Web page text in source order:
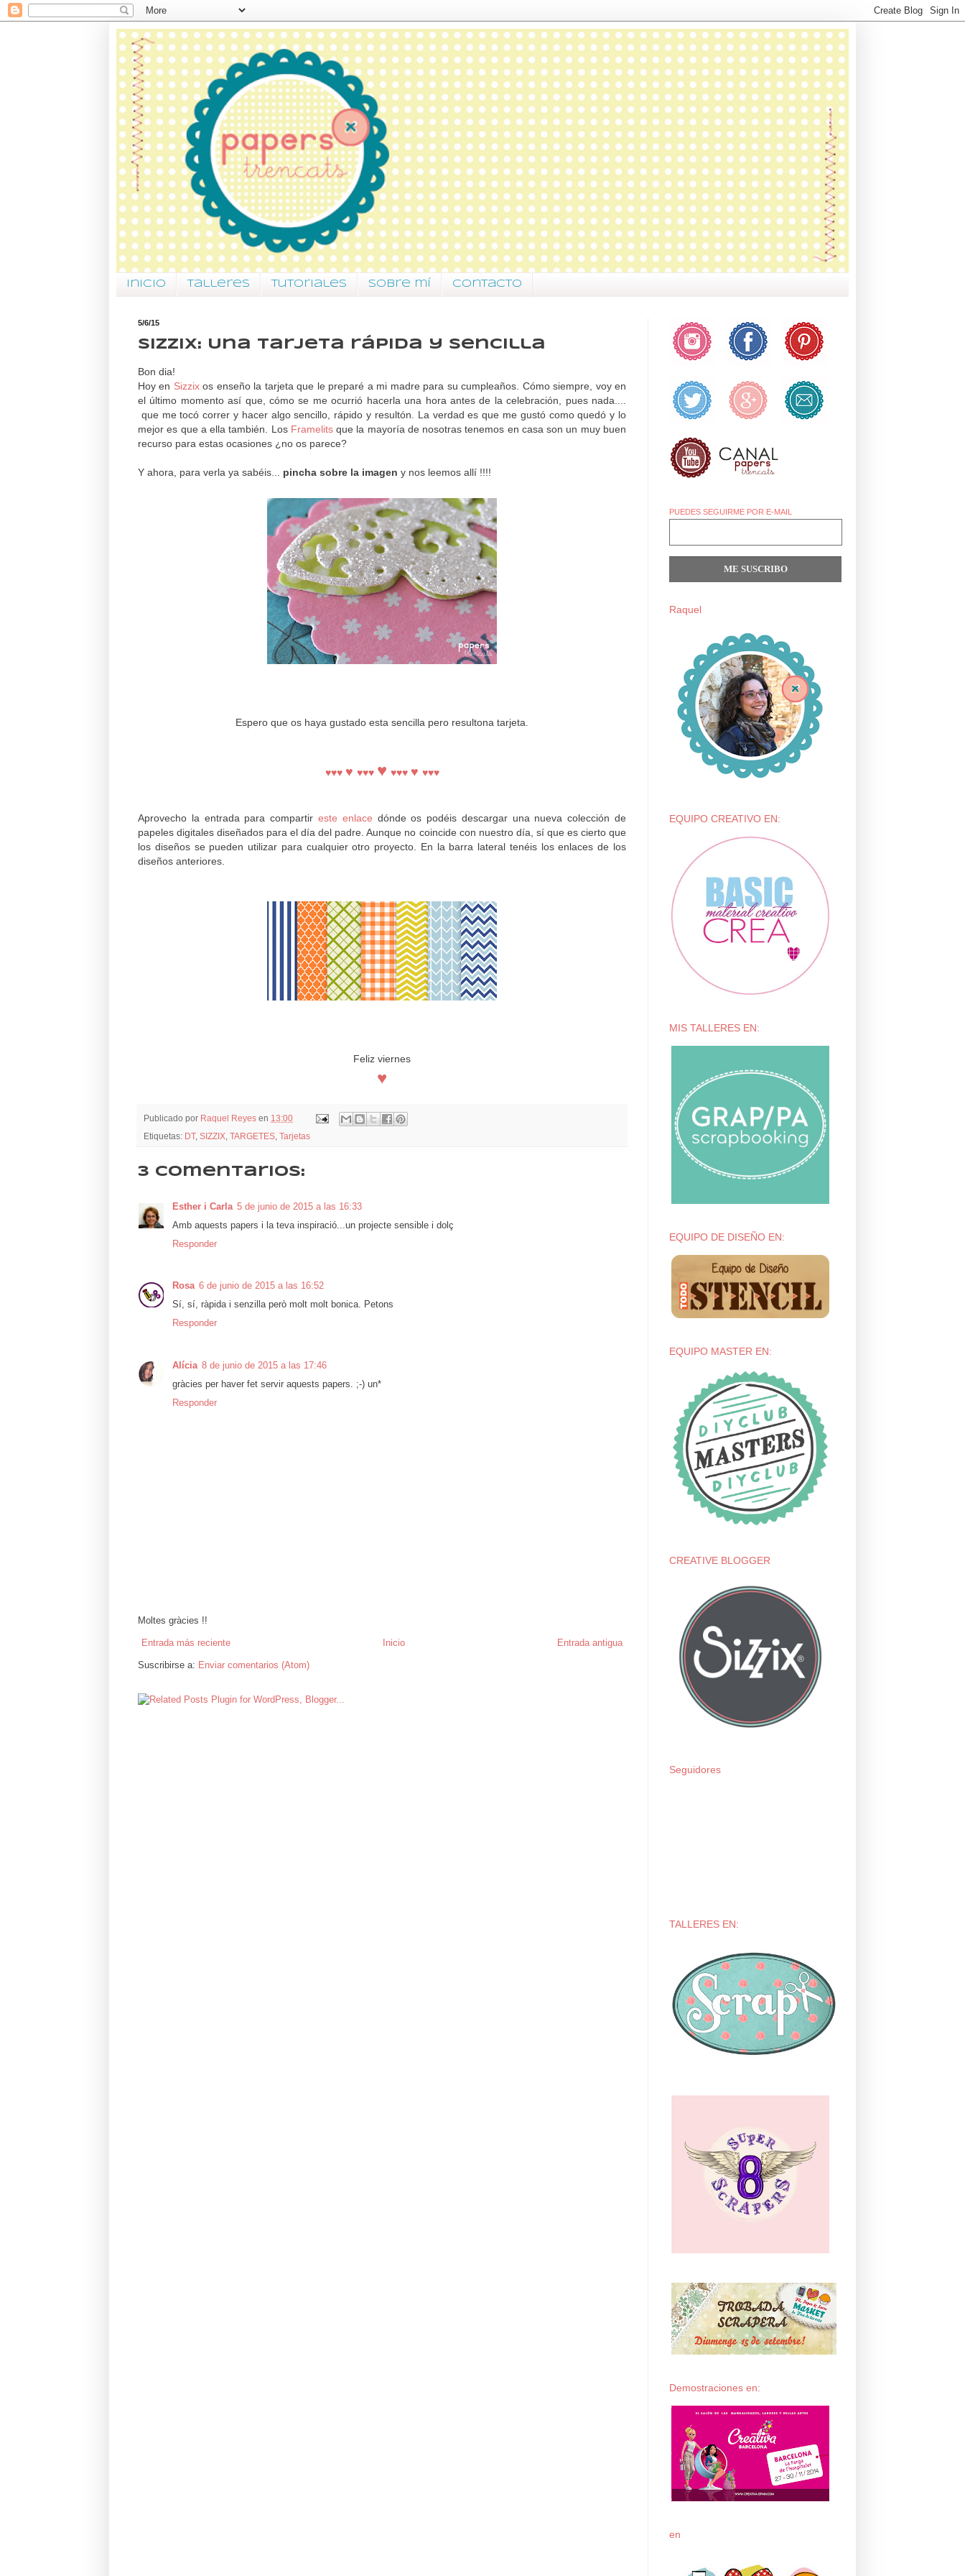
Inicio Talleres Tutoriales Sobre mí Contacto
5/6/15
Sizzix: Una tarjeta rápida y sencilla
Bon dia!
Hoy en Sizzixos enseño la tarjeta que le preparé a mi madre para su cumpleaños. Cómo siempre, voy en
el último momento así que, cómo se me ocurrió hacerla una hora antes de la celebración, pues nada....
que me tocó correr y hacer algo sencillo, rápido y resultón. La verdad es que me gustó como quedó y lo
mejor es que a ella también. Los Framelitsque la mayoría de nosotras tenemos en casa son un muy buen
recurso para estas ocasiones ¿no os parece?
Y ahora, para verla ya sabéis... pincha sobre la imagen y nos leemos allí !!!!
Espero que os haya gustado esta sencilla pero resultona tarjeta.
♥♥♥ ♥ ♥♥♥ ♥ ♥♥♥ ♥ ♥♥♥
Aprovecho la entrada para compartir este enlace dónde os podéis descargar una nueva colección de
papeles digitales diseñados para el día del padre. Aunque no coincide con nuestro día, sí que es cierto que
los diseños se pueden utilizar para cualquier otro proyecto. En la barra lateral tenéis los enlaces de los
diseños anteriores.
Feliz viernes
♥
Publicado por Raquel Reyes en 13:00
Etiquetas: DT, SIZZIX TARGETES Tarjetas
3 comentarios:
Esther i Carla 5 de junio de 2015 a las 16:33
Amb aquests papers i la teva inspiració...un projecte sensible i dolç
Responder
Rosa 6 de junio de 2015 a las 16:52
Sí, sí, ràpida i senzilla però molt molt bonica. Petons
Responder
Alícia 8 de junio de 2015 a las 17:46
gràcies per haver fet servir aquests papers. ;-) un*
Responder
Moltes gràcies !!
Entrada más reciente Entrada antigua
Inicio
Suscribirse a: Enviar comentarios (Atom)
PUEDES SEGUIRME POR E-MAIL
Raquel
EQUIPO CREATIVO EN:
MIS TALLERES EN:
EQUIPO DE DISEÑO EN:
EQUIPO MASTER EN:
CREATIVE BLOGGER
Seguidores
TALLERES EN:
Demostraciones en:
en